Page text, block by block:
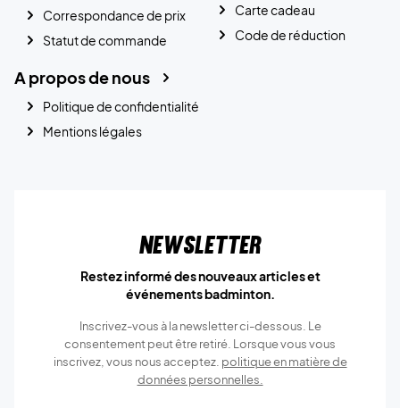
Correspondance de prix
Statut de commande
Carte cadeau
Code de réduction
A propos de nous
Politique de confidentialité
Mentions légales
Newsletter
Restez informé des nouveaux articles et
événements badminton.
Inscrivez-vous à la newsletter ci-dessous. Le
consentement peut être retiré. Lorsque vous vous
inscrivez, vous nous acceptez. politique en matière de
données personnelles.